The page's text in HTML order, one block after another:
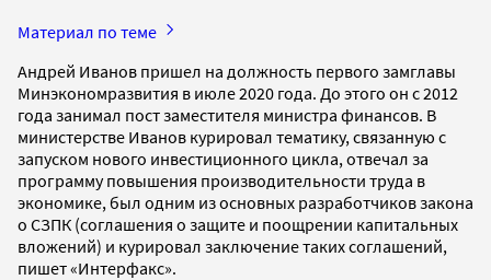
Материал по теме
Андрей Иванов пришел на должность первого замглавы
Минэкономразвития в июле 2020 года. До этого он с 2012
года занимал пост заместителя министра финансов. В
министерстве Иванов курировал тематику, связанную с
запуском нового инвестиционного цикла, отвечал за
программу повышения производительности труда в
экономике, был одним из основных разработчиков закона
о СЗПК (соглашения о защите и поощрении капитальных
вложений) и курировал заключение таких соглашений,
пишет «Интерфакс».